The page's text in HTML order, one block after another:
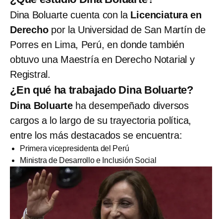
Dina Boluarte cuenta con la Licenciatura en
Derechopor la Universidad de San Martín de
Porres en Lima, Perú, en donde también
obtuvo una Maestría en Derecho Notarial y
Registral.
¿En qué ha trabajado Dina Boluarte?
Dina Boluarte ha desempeñado diversos
cargos a lo largo de su trayectoria política,
entre los más destacados se encuentra:
Primera vicepresidenta del Perú
Ministra de Desarrollo e Inclusión Social